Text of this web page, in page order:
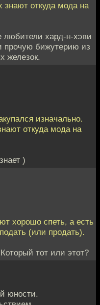
откуда мода на
хард-н-хэви
прочую бижутерию из
железок.
изначально.
откуда мода на
)
хорошо спеть, а есть
(или продать).
тот или этот?
юности.